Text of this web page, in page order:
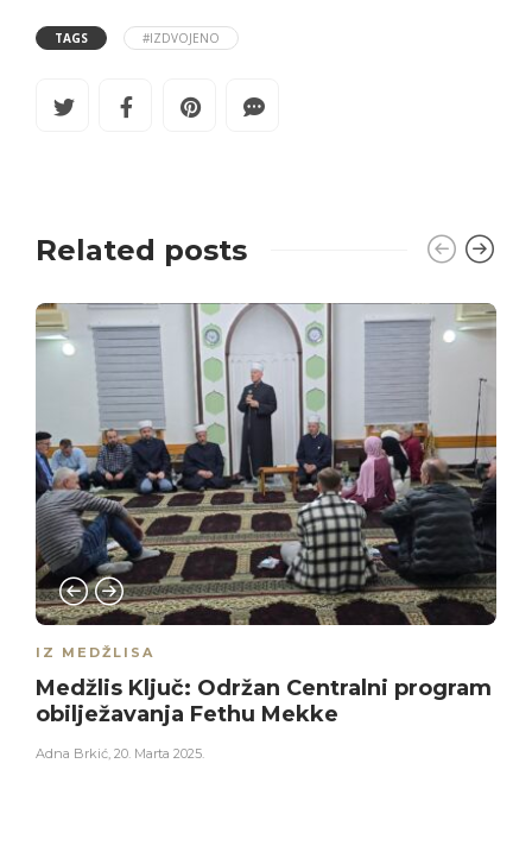
TAGS #IZDVOJENO
Related posts
IZ MEDŽLISA
Medžlis Ključ: Održan Centralni program
obilježavanja Fethu Mekke
Adna Brkić, 20. Marta 2025.